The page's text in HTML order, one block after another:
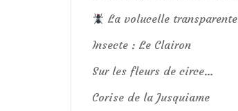
La volucelle transparente
Insecte : Le Clairon
Sur les fleurs de circe…
Corise de la Jusquiame